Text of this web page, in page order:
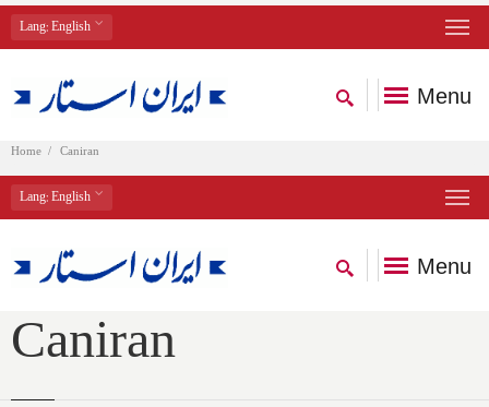
Lang: English
Menu
Home Caniran
Lang: English
Menu
Caniran